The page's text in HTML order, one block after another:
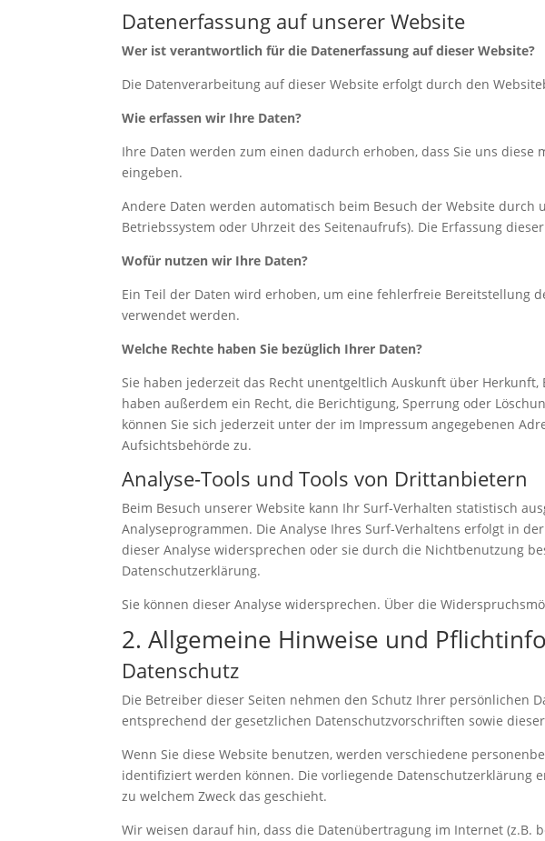
Datenerfassung auf unserer Website
Wer ist verantwortlich für die Datenerfassung auf dieser Website?
Die Datenverarbeitung auf dieser Website erfolgt durch den
Wie erfassen wir Ihre Daten?
Ihre Daten werden zum einen dadurch erhoben, dass Sie uns
eingeben.
Andere Daten werden automatisch beim Besuch der Website durch
Betriebssystem oder Uhrzeit des Seitenaufrufs). Die Erfassung
Wofür nutzen wir Ihre Daten?
Ein Teil der Daten wird erhoben, um eine fehlerfreie Bereitstellung
verwendet werden.
Welche Rechte haben Sie bezüglich Ihrer Daten?
Sie haben jederzeit das Recht unentgeltlich Auskunft über
haben außerdem ein Recht, die Berichtigung, Sperrung oder
können Sie sich jederzeit unter der im Impressum angegebenen
Aufsichtsbehörde zu.
Analyse-Tools und Tools von Drittanbietern
Beim Besuch unserer Website kann Ihr Surf-Verhalten statistisch
Analyseprogrammen. Die Analyse Ihres Surf-Verhaltens erfolgt in
dieser Analyse widersprechen oder sie durch die Nichtbenutzung
Datenschutzerklärung.
Sie können dieser Analyse widersprechen. Über die
2. Allgemeine Hinweise und
Datenschutz
Die Betreiber dieser Seiten nehmen den Schutz Ihrer persönlichen
entsprechend der gesetzlichen Datenschutzvorschriften sowie
Wenn Sie diese Website benutzen, werden verschiedene
identifiziert werden können. Die vorliegende
zu welchem Zweck das geschieht.
Wir weisen darauf hin, dass die Datenübertragung im Internet (z.B.